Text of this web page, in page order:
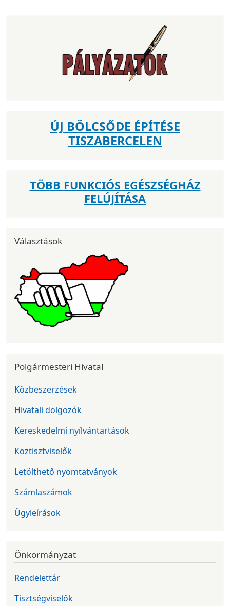
ÚJ BÖLCSŐDE ÉPÍTÉSE
TISZABERCELEN
TÖBB FUNKCIÓS EGÉSZSÉGHÁZ
FELÚJÍTÁSA
Választások
Polgármesteri Hivatal
Közbeszerzések
Hivatali dolgozók
Kereskedelmi nyílvántartások
Köztisztviselők
Letölthető nyomtatványok
Számlaszámok
Ügyleírások
Önkormányzat
Rendelettár
Tisztségviselők